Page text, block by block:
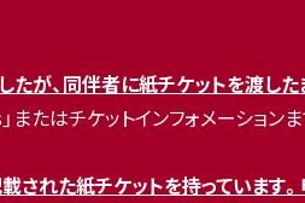
たが、同伴者に紙チケットを渡し
またはチケットインフォメーション
された紙チケットを持っています